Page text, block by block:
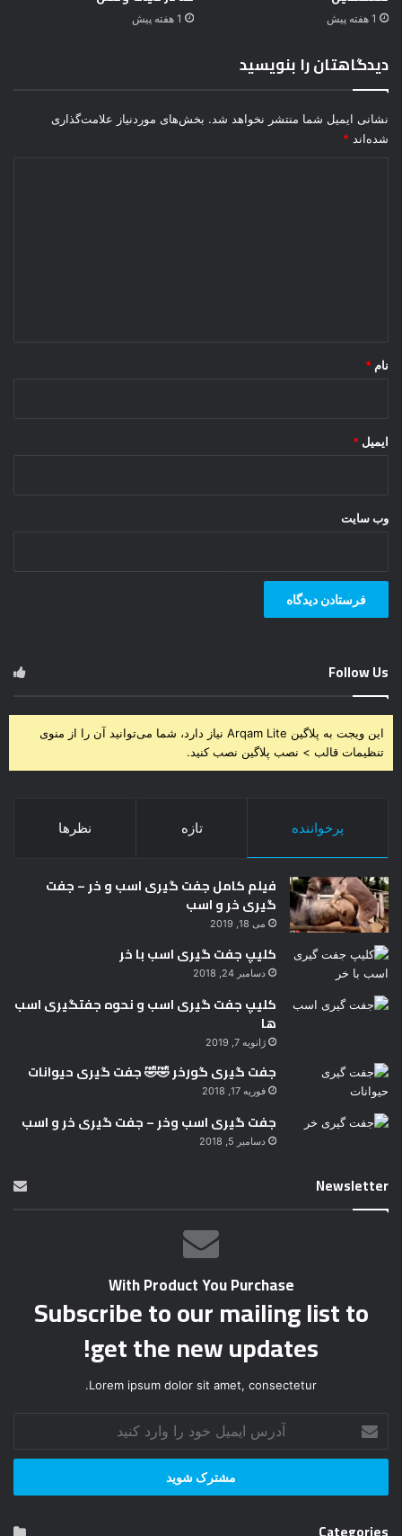
1 هفته پیش 1 هفته پیش
دیدگاهتان را بنویسید
نشانی ایمیل شما منتشر نخواهد شد. بخش‌های موردنیاز علامت‌گذاری
شده‌اند *
نام *
ایمیل *
وب‌ سایت
Follow Us
این ویجت به پلاگین Arqam Lite نیاز دارد، شما می‌توانید آن را از منوی
تنظیمات قالب > نصب پلاگین نصب کنید.
پرخواننده تازه نظرها
فیلم کامل جفت گیری اسب و خر – جفت
گیری خر و اسب
می 18, 2019
کلیپ جفت گیری اسب با خر
دسامبر 24, 2018
کلیپ جفت گیری اسب و نحوه جفتگیری اسب
ها
ژانویه 7, 2019
جفت گیری گورخر 🤣🤣 جفت گیری حیوانات
فوریه 17, 2018
جفت گیری اسب وخر – جفت گیری خر و اسب
دسامبر 5, 2018
Newsletter
With Product You Purchase
Subscribe to our mailing list to
get the new updates!
Lorem ipsum dolor sit amet, consectetur.
ر
ا